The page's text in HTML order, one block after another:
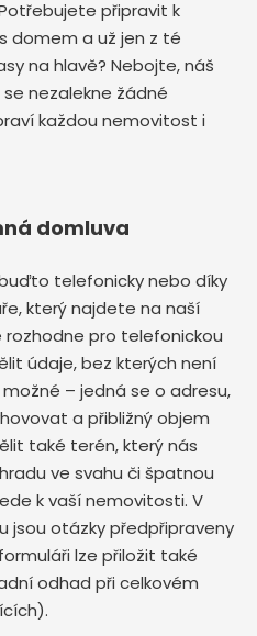
připravit k
domem a už jen z té
na hlavě? Nebojte, náš
nezalekne žádné
každou nemovitost i
domluva
telefonicky nebo díky
který najdete na naší
rozhodne pro telefonickou
údaje, bez kterých není
možné – jedná se o adresu,
a přibližný objem
také terén, který nás
ve svahu či špatnou
k vaší nemovitosti. V
jsou otázky předpřipraveny
lze přiložit také
odhad při celkovém